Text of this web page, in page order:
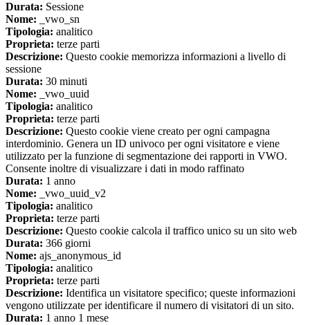
Durata: Sessione
Nome: _vwo_sn
Tipologia: analitico
Proprieta: terze parti
Descrizione: Questo cookie memorizza informazioni a livello di
sessione
Durata: 30 minuti
Nome: _vwo_uuid
Tipologia: analitico
Proprieta: terze parti
Descrizione: Questo cookie viene creato per ogni campagna
interdominio. Genera un ID univoco per ogni visitatore e viene
utilizzato per la funzione di segmentazione dei rapporti in VWO.
Consente inoltre di visualizzare i dati in modo raffinato
Durata: 1 anno
Nome: _vwo_uuid_v2
Tipologia: analitico
Proprieta: terze parti
Descrizione: Questo cookie calcola il traffico unico su un sito web
Durata: 366 giorni
Nome: ajs_anonymous_id
Tipologia: analitico
Proprieta: terze parti
Descrizione: Identifica un visitatore specifico; queste informazioni
vengono utilizzate per identificare il numero di visitatori di un sito.
Durata: 1 anno 1 mese